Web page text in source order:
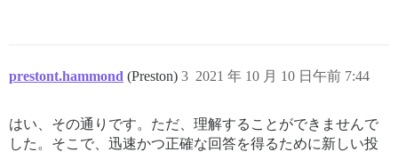
prestont.hammond (Preston) 2021 年 10 月 10 日午前 7:44
3
はい、その通りです。ただ、理解することができませんで
した。そこで、迅速かつ正確な回答を得るために新しい投